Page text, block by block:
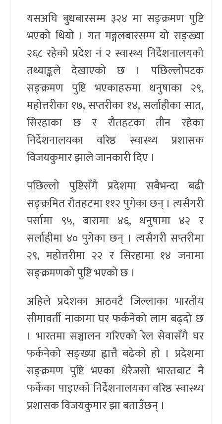
अन्तर्वार्ता
यसअघि बुधबारसम्म ३२४ मा सङ्क्रमण पुष्टि
भएको थियो । गत मङ्गलबारसम्म यो सङ्ख्या
२६८ रहेको प्रदेश नं २ स्वास्थ्य निर्देशनालयको
तथ्याङ्कले देखाएको छ । पछिल्लोपटक
सङ्क्रमण पुष्टि भएकाहरुमा धनुषाका २९,
महोत्तरीका १७, सप्तरीका १४, सर्लाहीका सात,
सिरहाका छ र रौतहटका तीन रहेका
निर्देशनालयका वरिष्ठ स्वास्थ्य प्रशासक
विजयकुमार झाले जानकारी दिए ।
पछिल्लो पुष्टिसँगै प्रदेशमा सबैभन्दा बढी
सङ्क्रमित रौतहटमा ११२ पुगेका छन् । त्यसैगरी
पर्सामा ९५, बारामा ४६, धनुषामा ४२ र
सर्लाहीमा ४० पुगेका छन् । त्यसैगरी सप्तरीमा
२९, महोत्तरीमा २२ र सिरहामा १४ जनामा
सङ्क्रमणको पुष्टि भएको छ ।
अहिले प्रदेशका आठवटै जिल्लाका भारतीय
सीमावर्ती नाकामा घर फर्कनेको लाम बढ्दो छ
। भारतमा सञ्चालन गरिएको रेल सेवासँगै घर
फर्कनेको सङ्ख्या ह्वात्तै बढेको हो । प्रदेशमा
सङ्क्रमण पुष्टि भएका धेरैजसो भारतबाट नै
फर्केका पाइएको निर्देशनालयका वरिष्ठ स्वास्थ्य
प्रशासक विजयकुमार झा बताउँछन् ।